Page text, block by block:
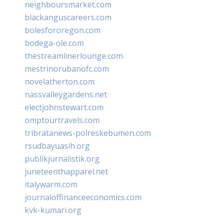
neighboursmarket.com
blackanguscareers.com
bolesfororegon.com
bodega-ole.com
thestreamlinerlounge.com
mestrinorubanofc.com
novelatherton.com
nassvalleygardens.net
electjohnstewart.com
omptourtravels.com
tribratanews-polreskebumen.com
rsudbayuasih.org
publikjurnalistik.org
juneteenthapparel.net
italywarm.com
journaloffinanceeconomics.com
kvk-kumari.org